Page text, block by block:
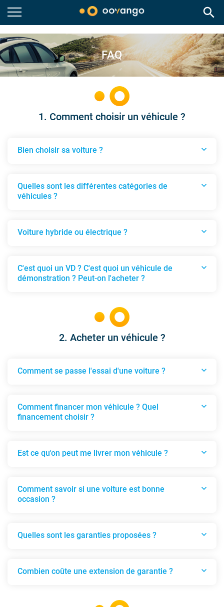
search
FAQ
1. Comment choisir un véhicule ?
Bien choisir sa voiture ? expand_more
Quelles sont les différentes catégories de
véhicules ?
expand_more
Voiture hybride ou électrique ? expand_more
C'est quoi un VD ? C'est quoi un véhicule de
démonstration ? Peut-on l'acheter ?
expand_more
2. Acheter un véhicule ?
Comment se passe l'essai d'une voiture ? expand_more
Comment financer mon véhicule ? Quel
financement choisir ?
expand_more
Est ce qu'on peut me livrer mon véhicule ? expand_more
Comment savoir si une voiture est bonne
occasion ?
expand_more
Quelles sont les garanties proposées ? expand_more
Combien coûte une extension de garantie ? expand_more